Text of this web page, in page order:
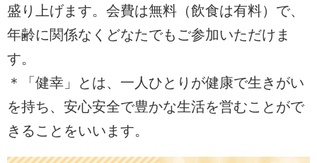
盛り上げます。会費は無料（飲食は有料）で、
年齢に関係なくどなたでもご参加いただけま
す。
＊「健幸」とは、一人ひとりが健康で生きがい
を持ち、安心安全で豊かな生活を営むことがで
きることをいいます。